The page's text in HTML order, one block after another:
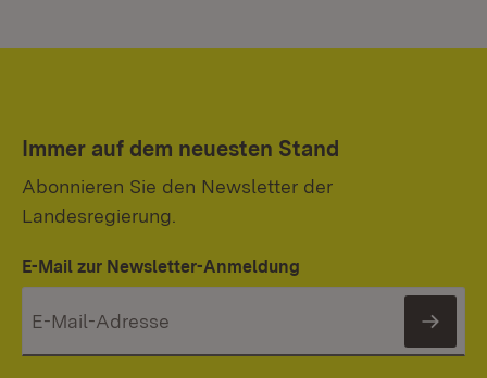
Immer auf dem neuesten Stand
Abonnieren Sie den Newsletter der
Landesregierung.
E-Mail zur Newsletter-Anmeldung